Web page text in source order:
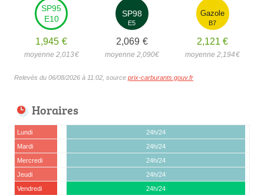
SP95
E10
1,945 €
moyenne 2,013€
SP98
E5
2,069 €
moyenne 2,090€
Gazole
B7
2,121 €
moyenne 2,194€
Relevés du 06/08/2026 à 11:02, source prix-carburants.gouv.fr
Horaires
Lundi
24h/24
Mardi
24h/24
Mercredi
24h/24
Jeudi
24h/24
Vendredi
24h/24